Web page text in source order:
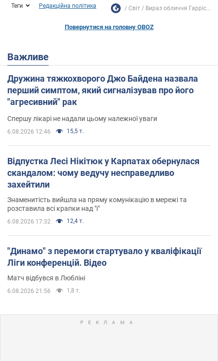
Теги Редакційна політика Світ Вираз обличчя Гарріс...
Повернутися на головну OBOZ
Важливе
Дружина тяжкохворого Джо Байдена назвала
перший симптом, який сигналізував про його
"агресивний" рак
Спершу лікарі не надали цьому належної уваги
6.08.2026 12:46 15,5 т.
Відпустка Лесі Нікітюк у Карпатах обернулася
скандалом: чому ведучу несправедливо
захейтили
Знаменитість вийшла на пряму комунікацію в мережі та
розставила всі крапки над "і"
6.08.2026 17:32 12,4 т.
"Динамо" з перемоги стартувало у кваліфікації
Ліги конференцій. Відео
Матч відбувся в Любліні
6.08.2026 21:56 1,8 т.